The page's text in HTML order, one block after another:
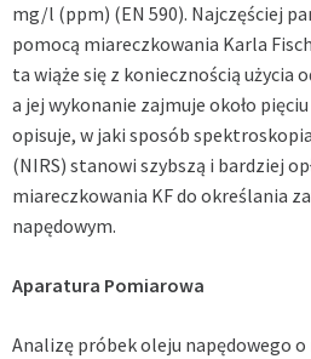
mg/l (ppm) (EN 590). Najczęściej
pomocą miareczkowania Karla
ta wiąże się z koniecznością użycia
a jej wykonanie zajmuje około
opisuje, w jaki sposób
(NIRS) stanowi szybszą i bardziej
miareczkowania KF do określania
napędowym.
Aparatura Pomiarowa
Analizę próbek oleju napędowego